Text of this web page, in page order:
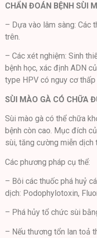
CHẨN ĐOÁN BỆNH SÙI
– Dựa vào lâm sàng: Các
trên.
– Các xét nghiệm: Sinh
bệnh học, xác định ADN
type HPV có nguy cơ
SÙI MÀO GÀ CÓ CHỮA
Sùi mào gà có thể chữa
bệnh còn cao. Mục đích
sùi, tăng cường miễn dịch
Các phương pháp cụ thể:
– Bôi các thuốc phá huỷ
dịch: Podophylotoxin,
– Phá hủy tổ chức sùi
– Nếu thương tổn lan toả